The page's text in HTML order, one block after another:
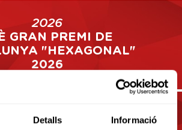
Detalls Informació
2026
GRAN PREMI DE
"HEXAGONAL"
2026
2026